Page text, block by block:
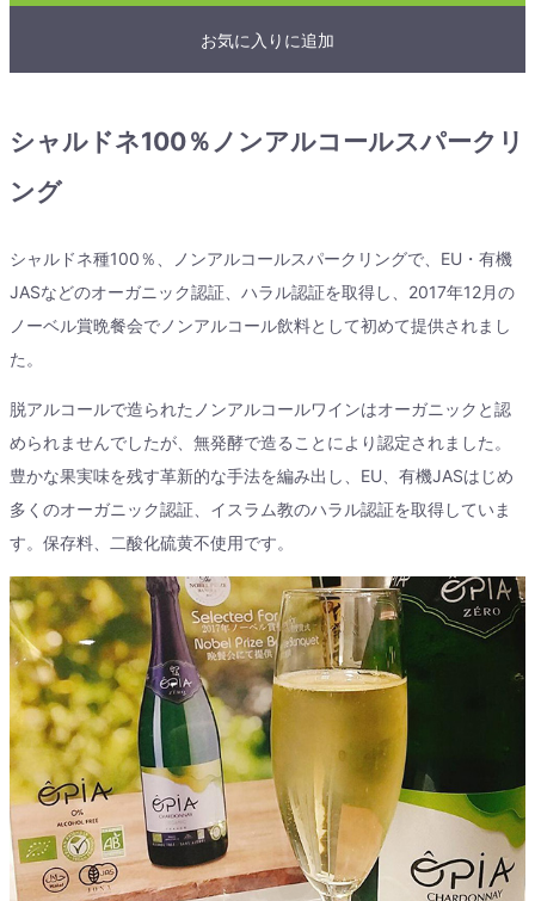
お気に入りに追加
シャルドネ100％ノンアルコールスパークリ
ング
シャルドネ種100％、ノンアルコールスパークリングで、EU・有機
JASなどのオーガニック認証、ハラル認証を取得し、2017年12月の
ノーベル賞晩餐会でノンアルコール飲料として初めて提供されまし
た。
脱アルコールで造られたノンアルコールワインはオーガニックと認
められませんでしたが、無発酵で造ることにより認定されました。
豊かな果実味を残す革新的な手法を編み出し、EU、有機JASはじめ
多くのオーガニック認証、イスラム教のハラル認証を取得していま
す。保存料、二酸化硫黄不使用です。